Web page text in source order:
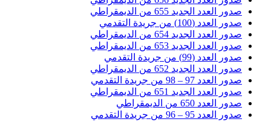
صدور العدد الجديد 655 من الديمقراطي
صدور العدد (100) من جريدة التقدمي
صدور العدد الجديد 654 من الديمقراطي
صدور العدد الجديد 653 من الديمقراطي
صدور العدد (99) من جريدة التقدمي
صدور العدد الجديد 652 من الديمقراطي
صدور العدد 97 – 98 من جريدة التقدمي
صدور العدد الجديد 651 من الديمقراطي
صدور العدد 650 من الديمقراطي
صدور العدد 95 – 96 من جريدة التقدمي